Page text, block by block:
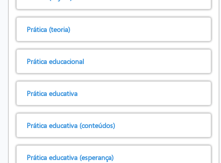
Prática (teoria)
Prática educacional
Prática educativa
Prática educativa (conteúdos)
Prática educativa (esperança)